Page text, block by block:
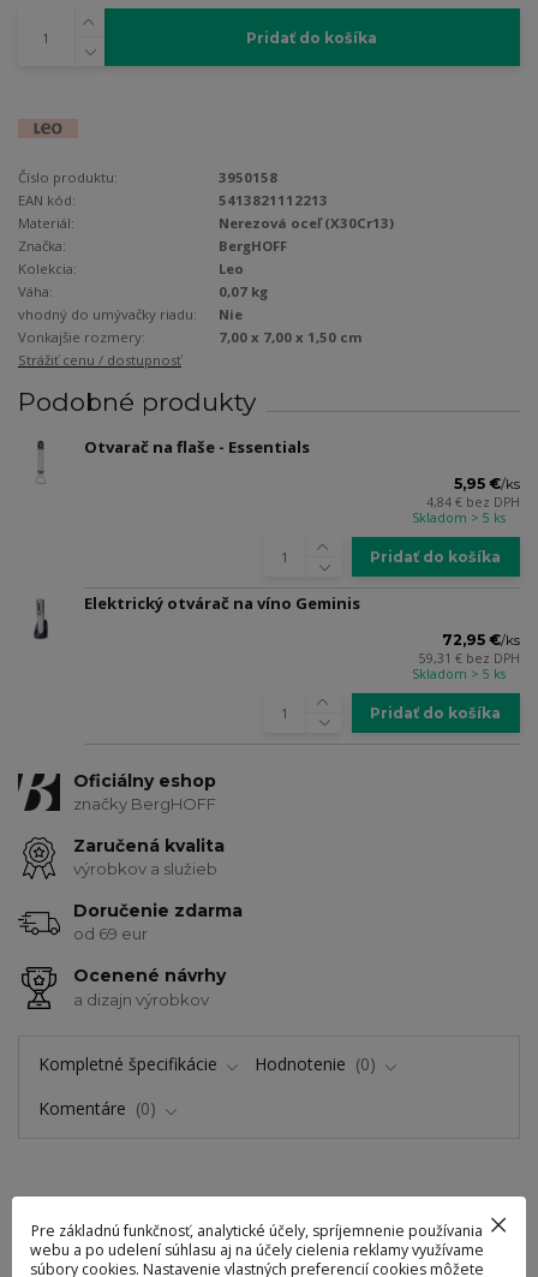
Pridať do košíka
Číslo produktu:
3950158
EAN kód:
5413821112213
Materiál:
Nerezová oceľ (X30Cr13)
Značka:
BergHOFF
Kolekcia:
Leo
Váha:
0,07 kg
vhodný do umývačky riadu:
Nie
Vonkajšie rozmery:
7,00 x 7,00 x 1,50 cm
Strážiť cenu / dostupnosť
Podobné produkty
Otvarač na flaše - Essentials
5,95 €/ks
4,84 € bez DPH
Skladom > 5 ks
Pridať do košíka
Elektrický otvárač na víno Geminis
72,95 €/ks
59,31 € bez DPH
Skladom > 5 ks
Pridať do košíka
Oficiálny eshop
značky BergHOFF
Zaručená kvalita
výrobkov a služieb
Doručenie zdarma
od 69 eur
Ocenené návrhy
a dizajn výrobkov
Kompletné špecifikácie Hodnotenie
0
Komentáre
0
Kompletné špecifikácie
Pre základnú funkčnosť, analytické účely, spríjemnenie používania
webu a po udelení súhlasu aj na účely cielenia reklamy využívame
súbory cookies. Nastavenie vlastných preferencií cookies môžete